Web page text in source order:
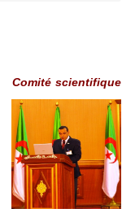
Comité scientifique